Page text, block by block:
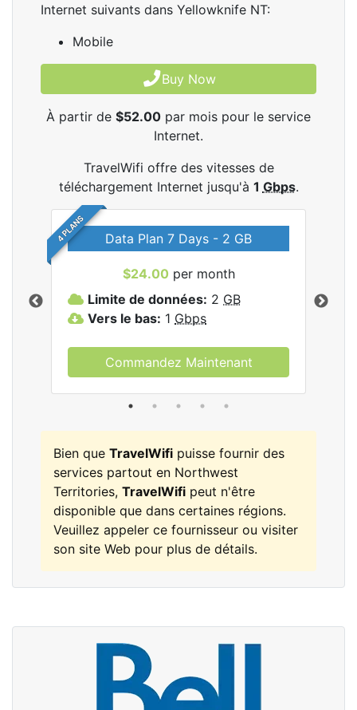
Internet suivants dans Yellowknife NT:
Mobile
Buy Now
À partir de $52.00 par mois pour le service
Internet.
TravelWifi offre des vitesses de
téléchargement Internet jusqu'à 1 Gbps.
4 PLANS Data Plan 7 Days - 2 GB
$24.00 per month
Limite de données: 2 GB
Vers le bas: 1 Gbps
Commandez Maintenant
Bien que TravelWifi puisse fournir des
services partout en Northwest
Territories, TravelWifi peut n'être
disponible que dans certaines régions.
Veuillez appeler ce fournisseur ou visiter
son site Web pour plus de détails.